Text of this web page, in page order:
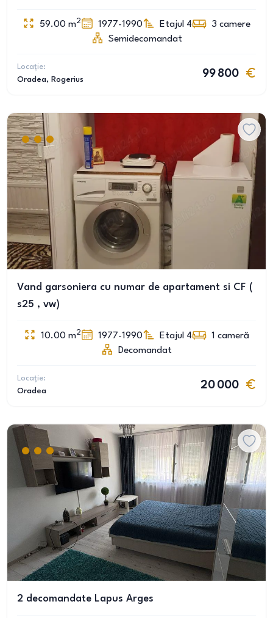
59.00 m2 1977-1990 Etajul 4 3 camere
Semidecomandat
Locație:
Oradea, Rogerius
99 800
Vand garsoniera cu numar de apartament si CF (
s25 , vw)
10.00 m2 1977-1990 Etajul 4 1 cameră
Decomandat
Locație:
Oradea
20 000
2 decomandate Lapus Arges